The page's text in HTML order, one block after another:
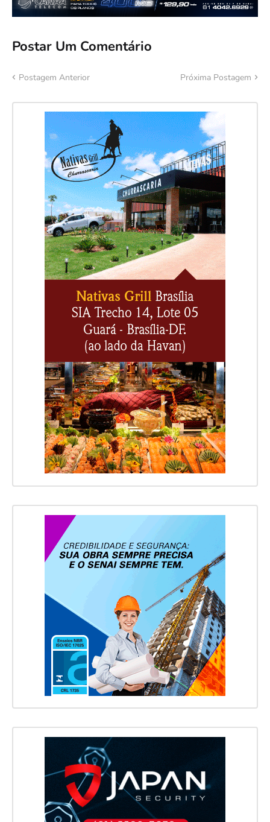
Postar Um Comentário
Postagem Anterior Próxima Postagem